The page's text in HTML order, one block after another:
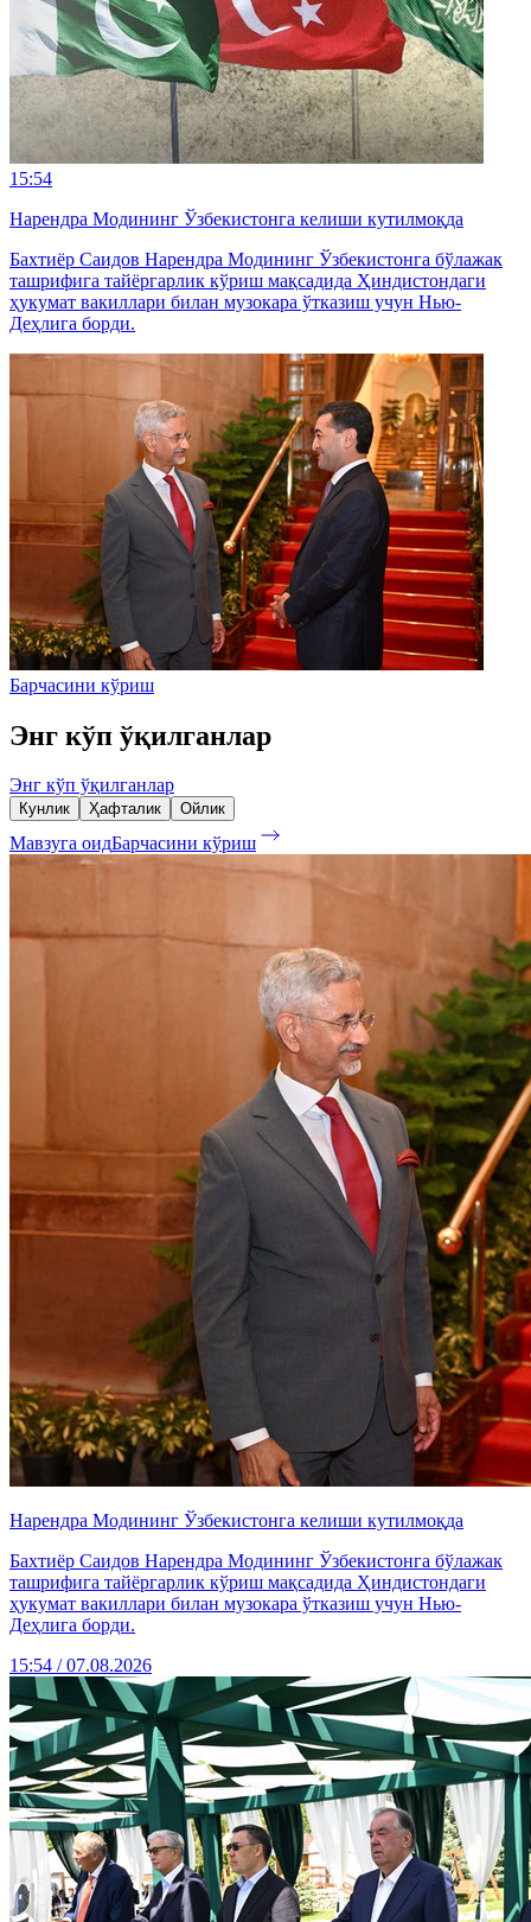
15:54
Нарендра Модининг Ўзбекистонга келиши кутилмоқда
Бахтиёр Саидов Нарендра Модининг Ўзбекистонга бўлажак
ташрифига тайёргарлик кўриш мақсадида Ҳиндистондаги
ҳукумат вакиллари билан музокара ўтказиш учун Нью-
Деҳлига борди.
Барчасини кўриш
Энг кўп ўқилганлар
Энг кўп ўқилганлар
Кунлик Ҳафталик Ойлик
Мавзуга оидБарчасини кўриш
Нарендра Модининг Ўзбекистонга келиши кутилмоқда
Бахтиёр Саидов Нарендра Модининг Ўзбекистонга бўлажак
ташрифига тайёргарлик кўриш мақсадида Ҳиндистондаги
ҳукумат вакиллари билан музокара ўтказиш учун Нью-
Деҳлига борди.
15:54 / 07.08.2026